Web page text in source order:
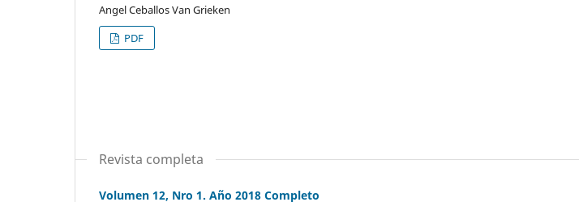
Angel Ceballos Van Grieken
PDF
Revista completa
Volumen 12, Nro 1. Año 2018 Completo